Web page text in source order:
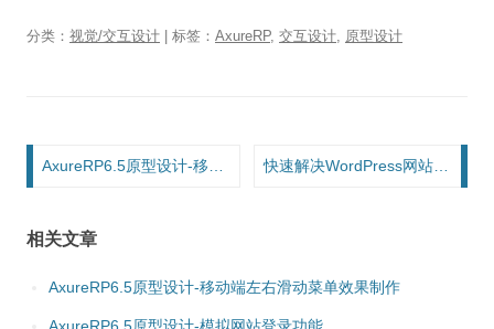
分类： 视觉/交互设计 | 标签： AxureRP, 交互设计 原型设计
文章导航
相关文章
AxureRP6.5原型设计-移动端左右滑动菜单效果制作
AxureRP6.5原型设计-模拟网站登录功能